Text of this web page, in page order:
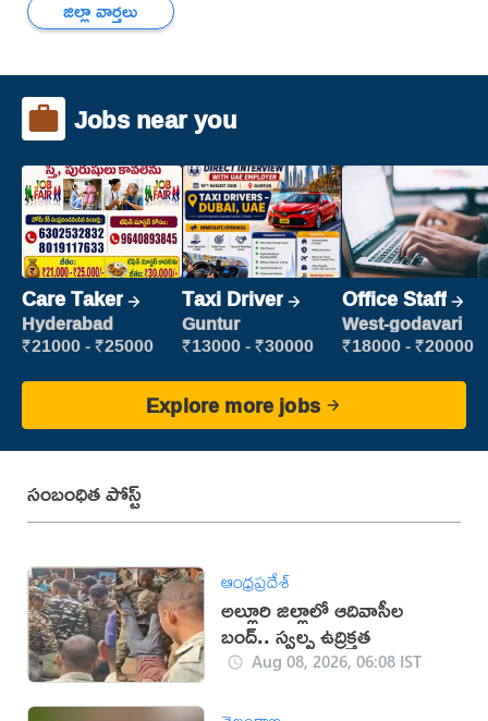
జిల్లా వార్తలు
Jobs near you
Care Taker
Hyderabad
₹21000 - ₹25000
Taxi Driver
Guntur
₹13000 - ₹30000
Office Staff
West-godavari
₹18000 - ₹20000
Explore more jobs
సంబంధిత పోస్ట్
ఆంధ్రప్రదేశ్
అల్లూరి జిల్లాలో ఆదివాసీల
బంద్.. స్వల్ప ఉద్రిక్తత
Aug 08, 2026, 06:08 IST